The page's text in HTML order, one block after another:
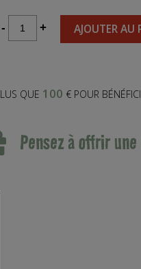
- + AJOUTER AU
QUE 100 € POUR
Pensez à offrir